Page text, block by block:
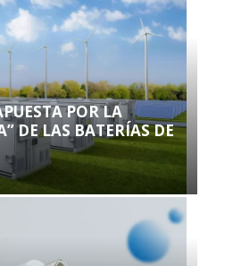
POR LA
DE LAS BATERÍAS DE